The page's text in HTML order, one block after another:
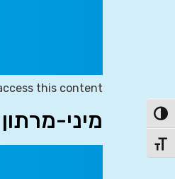
הפעל/כבה ניגודיות גבוהה
מתג גודל גופן
this content
מיני-